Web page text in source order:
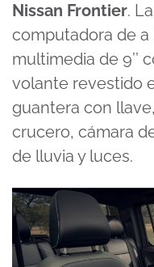
Nissan Frontier.
computadora de
multimedia de 9’’
volante revestido
guantera con
crucero, cámara
de lluvia y luces.